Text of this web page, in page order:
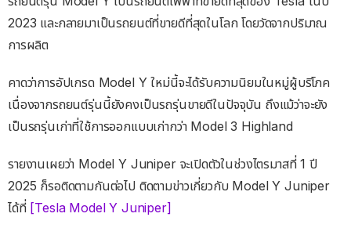
2023 และกลายมาเป็นรถยนต์ที่ขายดีที่สุดในโลก โดยวัดจากปริมาณ
การผลิต
คาดว่าการอัปเกรด Model Y ใหม่นี้จะได้รับความนิยมในหมู่ผู้บริโภค
เนื่องจากรถยนต์รุ่นนี้ยังคงเป็นรถรุ่นขายดีในปัจจุบัน ถึงแม้ว่าจะยัง
เป็นรถรุ่นเก่าที่ใช้การออกแบบเก่ากว่า Model 3 Highland
รายงานเผยว่า Model Y Juniper จะเปิดตัวในช่วงไตรมาสที่ 1 ปี
2025 ก็รอติดตามกันต่อไป ติดตามข่าวเกี่ยวกับ Model Y Juniper
ได้ที่ [Tesla Model Y Juniper]